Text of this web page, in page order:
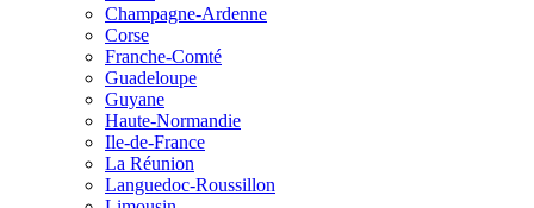
Champagne-Ardenne
Corse
Franche-Comté
Guadeloupe
Guyane
Haute-Normandie
Ile-de-France
La Réunion
Languedoc-Roussillon